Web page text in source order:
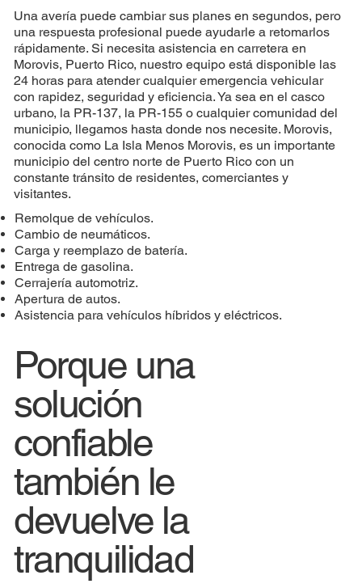
Una avería puede cambiar sus planes en segundos, pero
una respuesta profesional puede ayudarle a retomarlos
rápidamente. Si necesita asistencia en carretera en
Morovis, Puerto Rico, nuestro equipo está disponible las
24 horas para atender cualquier emergencia vehicular
con rapidez, seguridad y eficiencia. Ya sea en el casco
urbano, la PR-137, la PR-155 o cualquier comunidad del
municipio, llegamos hasta donde nos necesite. Morovis,
conocida como La Isla Menos Morovis, es un importante
municipio del centro norte de Puerto Rico con un
constante tránsito de residentes, comerciantes y
visitantes.
Remolque de vehículos.
Cambio de neumáticos.
Carga y reemplazo de batería.
Entrega de gasolina.
Cerrajería automotriz.
Apertura de autos.
Asistencia para vehículos híbridos y eléctricos.
Porque una
solución
confiable
también le
devuelve la
tranquilidad